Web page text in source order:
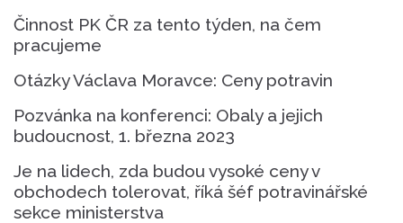
Činnost PK ČR za tento týden, na čem
pracujeme
Otázky Václava Moravce: Ceny potravin
Pozvánka na konferenci: Obaly a jejich
budoucnost, 1. března 2023
Je na lidech, zda budou vysoké ceny v
obchodech tolerovat, říká šéf potravinářské
sekce ministerstva